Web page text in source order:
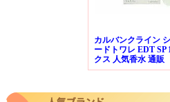
カルバンクライン
ードトワレ EDT SP
クス 人気香水 通販